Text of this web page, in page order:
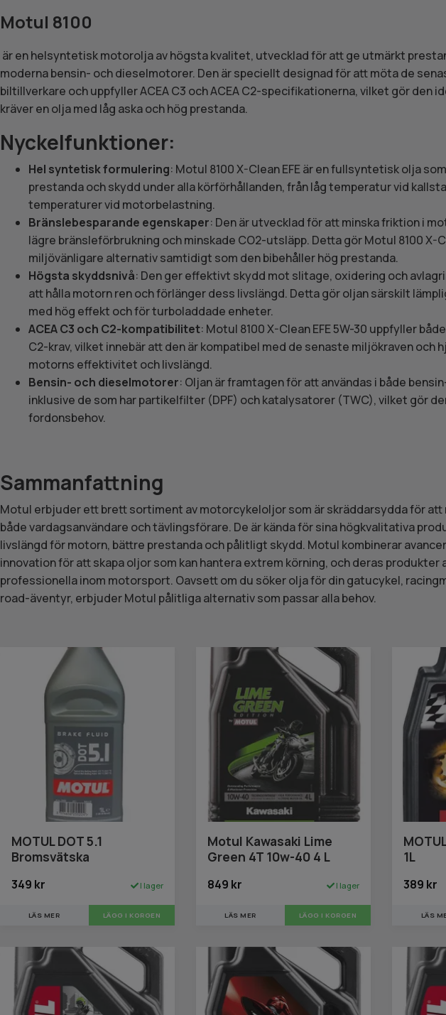
Motul 8100
är en helsyntetisk motorolja av högsta kvalitet, utvecklad för att ge utmärkt
moderna bensin- och dieselmotorer. Den är speciellt designad för att möta de
biltillverkare och uppfyller ACEA C3 och ACEA C2-specifikationerna, vilket gör den
kräver en olja med låg aska och hög prestanda.
Nyckelfunktioner:
Hel syntetisk formulering: Motul 8100 X-Clean EFE är en fullsyntetisk olja
prestanda och skydd under alla körförhållanden, från låg temperatur vid
temperaturer vid motorbelastning.
Bränslebesparande egenskaper: Den är utvecklad för att minska friktion i
lägre bränsleförbrukning och minskade CO2-utsläpp. Detta gör Motul 8100 X-
miljövänligare alternativ samtidigt som den bibehåller hög prestanda.
Högsta skyddsnivå: Den ger effektivt skydd mot slitage, oxidering och
att hålla motorn ren och förlänger dess livslängd. Detta gör oljan särskilt
med hög effekt och för turboladdade enheter.
ACEA C3 och C2-kompatibilitet: Motul 8100 X-Clean EFE 5W-30 uppfyller
C2-krav, vilket innebär att den är kompatibel med de senaste miljökraven och
motorns effektivitet och livslängd.
Bensin- och dieselmotorer: Oljan är framtagen för att användas i både
inklusive de som har partikelfilter (DPF) och katalysatorer (TWC), vilket gör
fordonsbehov.
Sammanfattning
Motul erbjuder ett brett sortiment av motorcykeloljor som är skräddarsydda för att
både vardagsanvändare och tävlingsförare. De är kända för sina högkvalitativa
livslängd för motorn, bättre prestanda och pålitligt skydd. Motul kombinerar
innovation för att skapa oljor som kan hantera extrem körning, och deras produkter
professionella inom motorsport. Oavsett om du söker olja för din gatucykel,
road-äventyr, erbjuder Motul pålitliga alternativ som passar alla behov.
MOTUL DOT 5.1
Bromsvätska
349 kr I lager
LÄS MER
Motul Kawasaki Lime
Green 4T 10w-40 4 L
849 kr I lager
LÄS MER
1L
389 kr
LÄS